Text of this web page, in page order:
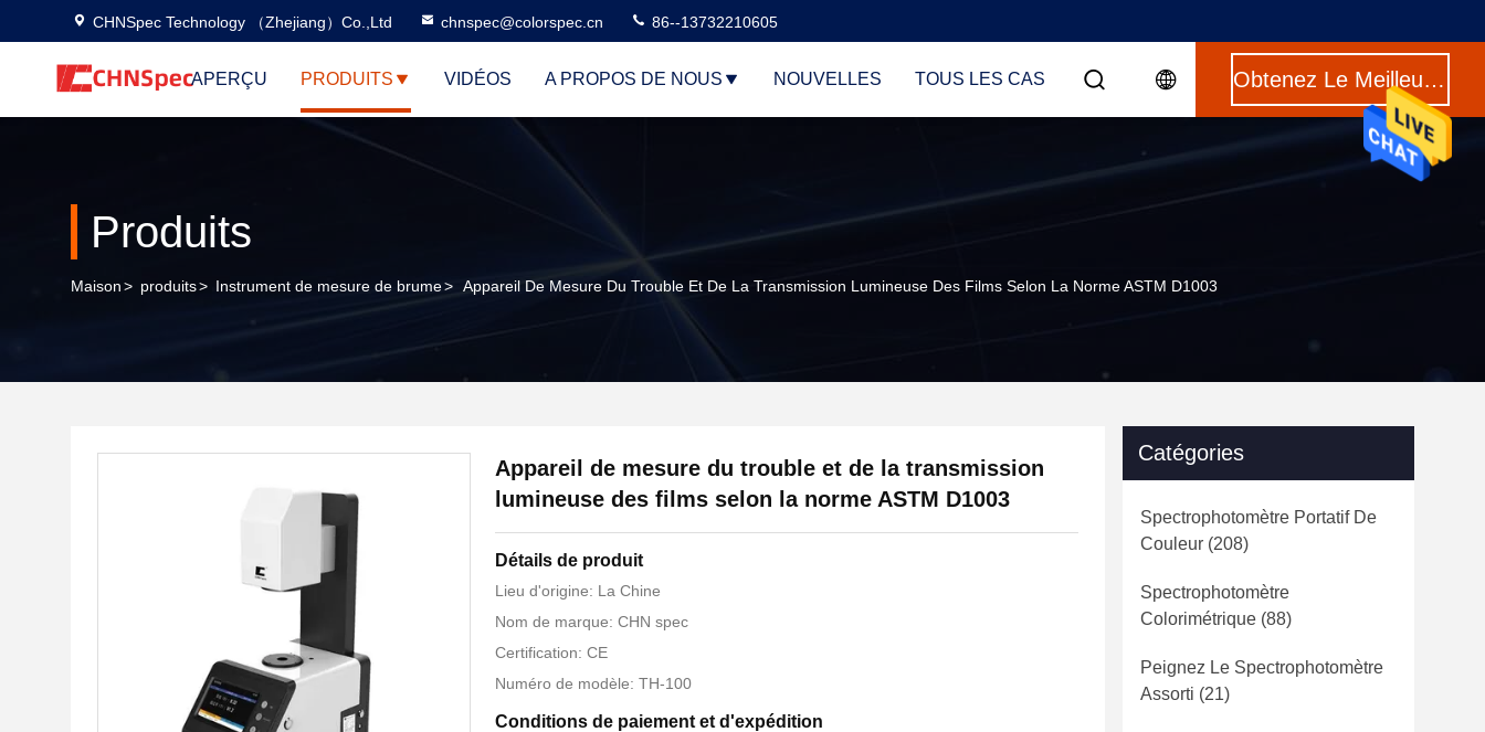
CHNSpec Technology （Zhejiang）Co.,Ltd chnspec@colorspec.cn 86--13732210605
APERÇU PRODUITS VIDÉOS A PROPOS DE NOUS NOUVELLES TOUS LES CAS Obtenez Le Meilleur Prix
Produits
Maison> produits> Instrument de mesure de brume> Appareil De Mesure Du Trouble Et De La Transmission Lumineuse Des Films Selon La Norme ASTM D1003
Appareil de mesure du trouble et de la transmission
lumineuse des films selon la norme ASTM D1003
Détails de produit
Lieu d'origine: La Chine
Nom de marque: CHN spec
Certification: CE
Numéro de modèle: TH-100
Conditions de paiement et d'expédition
Catégories
Spectrophotomètre Portatif De
Couleur (208)
Spectrophotomètre
Colorimétrique (88)
Peignez Le Spectrophotomètre
Assorti (21)